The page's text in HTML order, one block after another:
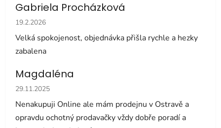
Gabriela Procházková
Hodnocení obchodu je 5 z 5 hvězdiček.
19.2.2026
Velká spokojenost, objednávka přišla rychle a hezky
zabalena
Magdaléna
Hodnocení obchodu je 5 z 5 hvězdiček.
29.11.2025
Nenakupuji Online ale mám prodejnu v Ostravě a
opravdu ochotný prodavačky vždy dobře poradí a